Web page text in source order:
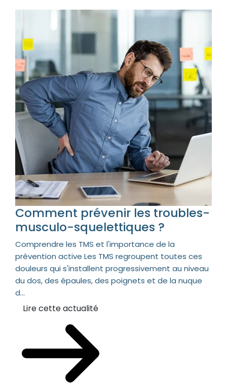
Comment prévenir les troubles-
musculo-squelettiques ?
Comprendre les TMS et l'importance de la
prévention active Les TMS regroupent toutes ces
douleurs qui s'installent progressivement au niveau
du dos, des épaules, des poignets et de la nuque
d...
Lire cette actualité